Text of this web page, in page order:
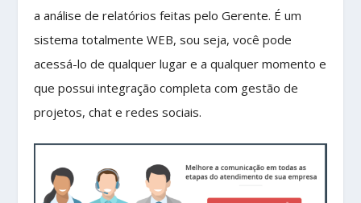
a análise de relatórios feitas pelo Gerente. É um
sistema totalmente WEB, sou seja, você pode
acessá-lo de qualquer lugar e a qualquer momento e
que possui integração completa com gestão de
projetos, chat e redes sociais.